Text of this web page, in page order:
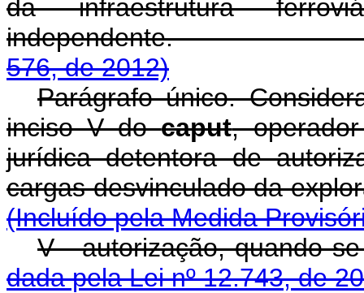
da infraestrutura
576, de 2012)
Parágrafo único.
inciso V docaput,
jurídica detentora de
cargas desvinculado
(Incluído pela Medida
V - autorização,
dada pela Lei nº 12.743, de